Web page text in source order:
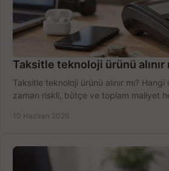
Taksitle teknoloji ürünü alınır
Taksitle teknoloji ürünü alınır mı? Hangi
zaman riskli, bütçe ve toplam maliyet
10 Haziran 2026